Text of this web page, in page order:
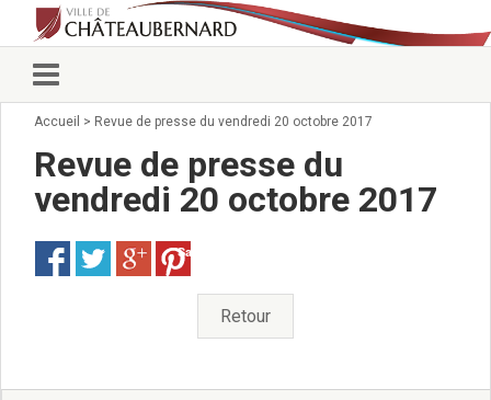
Vie municipale
Conseillers municipaux
Commissions 2026
Arrêtés du Maire
Services municipaux
Pour venir nous voir
administratives
Accueil > Revue de presse du vendredi 20 octobre 2017
Revue de presse du
vendredi 20 octobre 2017
Save
Retour